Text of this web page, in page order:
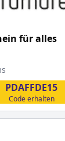
für alles
PDAFFDE15
Code erhalten